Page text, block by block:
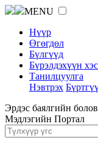
MENU
Нүүр
Өгөгдөл
Бүлгүүд
Бүрэлдэхүүн
Танилцуулга
Нэвтрэх
Эрдэс баялгийн
Мэдлэгийн Портал